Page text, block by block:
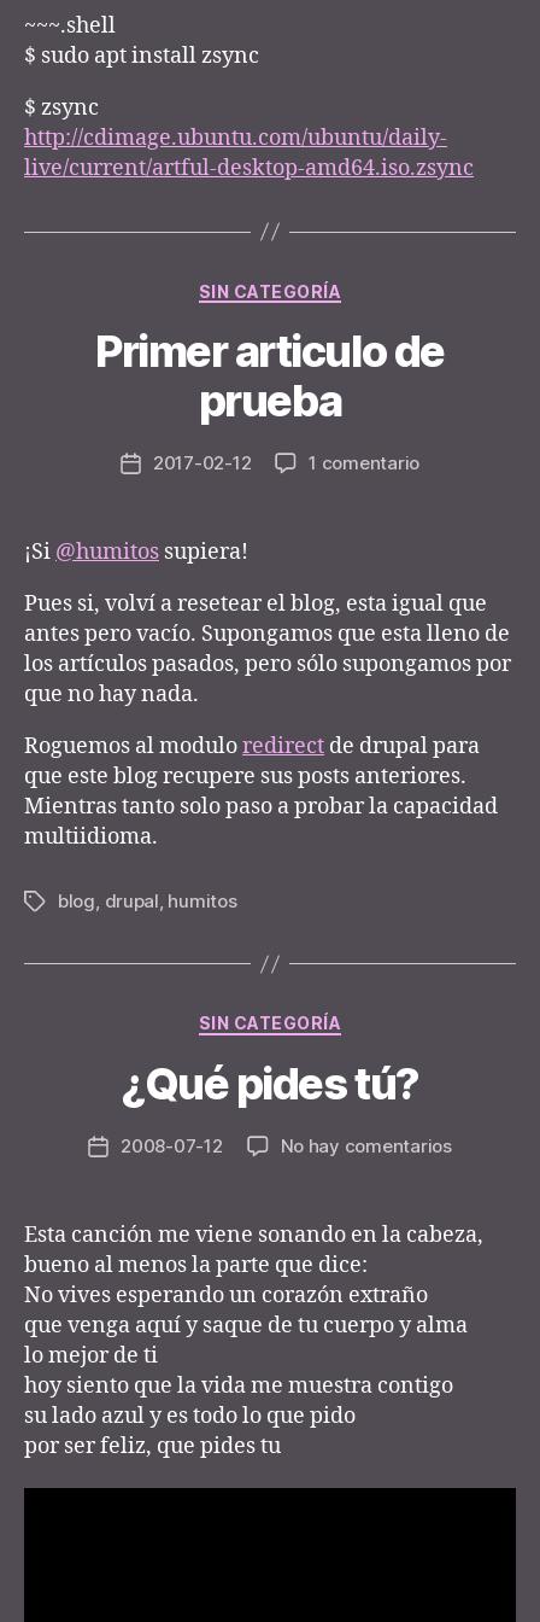
~~~.shell
$ sudo apt install zsync
$ zsync
http://cdimage.ubuntu.com/ubuntu/daily-
live/current/artful-desktop-amd64.iso.zsync
Categories
SIN CATEGORÍA
Primer articulo de
prueba
Post
B
n
y
Post2017-02-12 1 comentarioen
¡Si @humitos supiera!
Pues si, volví a resetear el blog, esta igual que
antes pero vacío. Supongamos que esta lleno de
los artículos pasados, pero sólo supongamos por
que no hay nada.
Roguemos al moduloredirect de drupal para
que este blog recupere sus posts anteriores.
Mientras tanto solo paso a probar la capacidad
multiidioma.
Tagsblog, drupal, humitos
Categories
SIN CATEGORÍA
¿Qué pides tú?
Post
author
B
n
y
r
Post2008-07-12 No hay comentariosen
Esta canción me viene sonando en la cabeza,
bueno al menos la parte que dice:
No vives esperando un corazón extraño
que venga aquí y saque de tu cuerpo y alma
lo mejor de ti
hoy siento que la vida me muestra contigo
su lado azul y es todo lo que pido
por ser feliz, que pides tu